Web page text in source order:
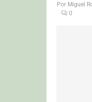
Por Miguel
0